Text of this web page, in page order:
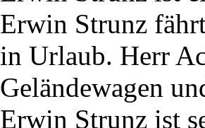
Erwin Strunz
in Urlaub. Herr
Geländewagen
Erwin Strunz ist